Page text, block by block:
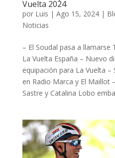
Vuelta 2024
por Luis | Ago 15, 2024|
Noticias
– El Soudal pasa a llamarse
La Vuelta España – Nuevo
equipación para La Vuelta
en Radio Marca y El Maillot
Sastre y Catalina Lobo